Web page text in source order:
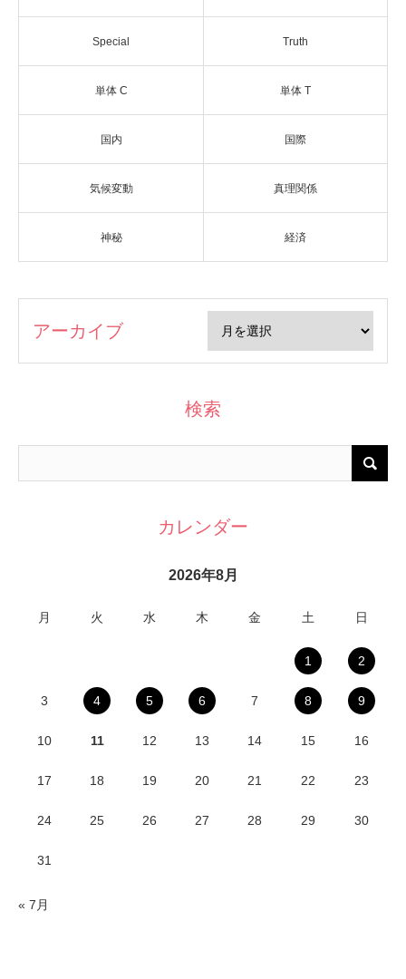
Special Truth
単体 C 単体 T
国内 国際
気候変動 真理関係
神秘 経済
アーカイブ
検索
カレンダー
2026年8月
月 火 水 木 金 土 日
1 2
3 4 5 6 7 8 9
10 11 12 13 14 15 16
17 18 19 20 21 22 23
24 25 26 27 28 29 30
31
« 7月